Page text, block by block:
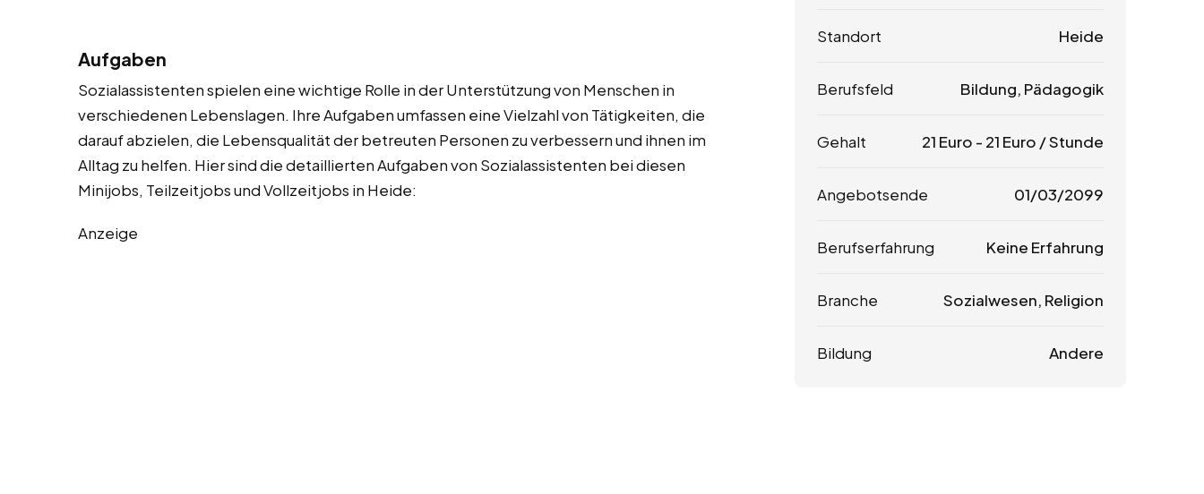
Aufgaben
Sozialassistenten spielen eine wichtige Rolle in der Unterstützung von Menschen in
verschiedenen Lebenslagen. Ihre Aufgaben umfassen eine Vielzahl von Tätigkeiten, die
darauf abzielen, die Lebensqualität der betreuten Personen zu verbessern und ihnen im
Alltag zu helfen. Hier sind die detaillierten Aufgaben von Sozialassistenten bei diesen
Minijobs, Teilzeitjobs und Vollzeitjobs in Heide:
Anzeige
Standort Heide
Berufsfeld Bildung, Pädagogik
Gehalt 21 Euro - 21 Euro / Stunde
Angebotsende 01/03/2099
Berufserfahrung Keine Erfahrung
Branche Sozialwesen, Religion
Bildung Andere